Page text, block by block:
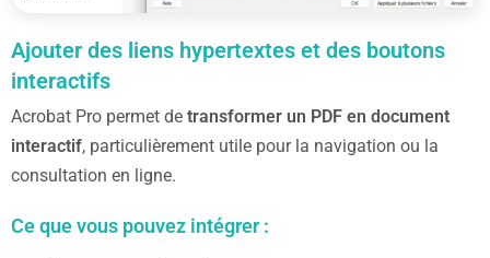
Ajouter des liens hypertextes et des boutons
interactifs
Acrobat Pro permet de transformer un PDF en document
interactif, particulièrement utile pour la navigation ou la
consultation en ligne.
Ce que vous pouvez intégrer :